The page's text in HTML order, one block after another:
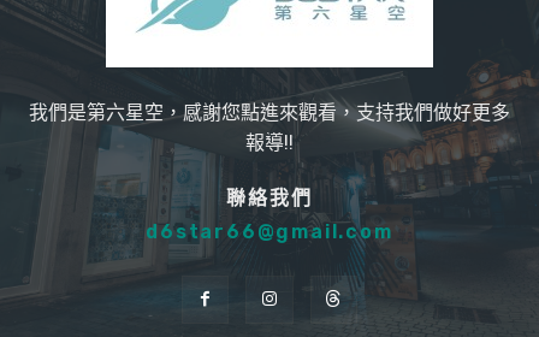
我們是第六星空，感謝您點進來觀看，支持我們做好更多
報導!!
聯絡我們
d6star66@gmail.com